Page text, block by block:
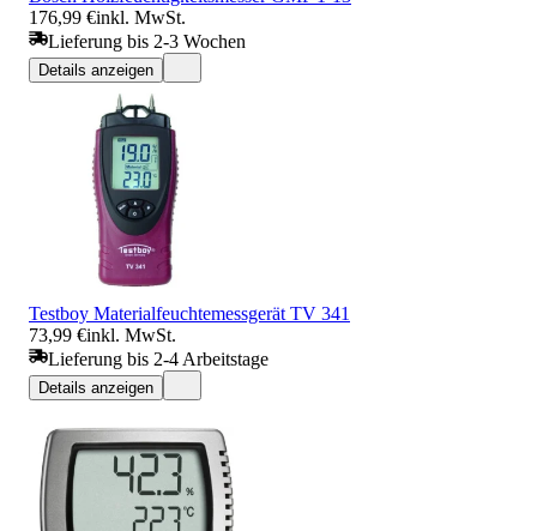
176,99 €inkl. MwSt.
Lieferung bis 2-3 Wochen
Details anzeigen
Testboy Materialfeuchtemessgerät TV 341
73,99 €inkl. MwSt.
Lieferung bis 2-4 Arbeitstage
Details anzeigen